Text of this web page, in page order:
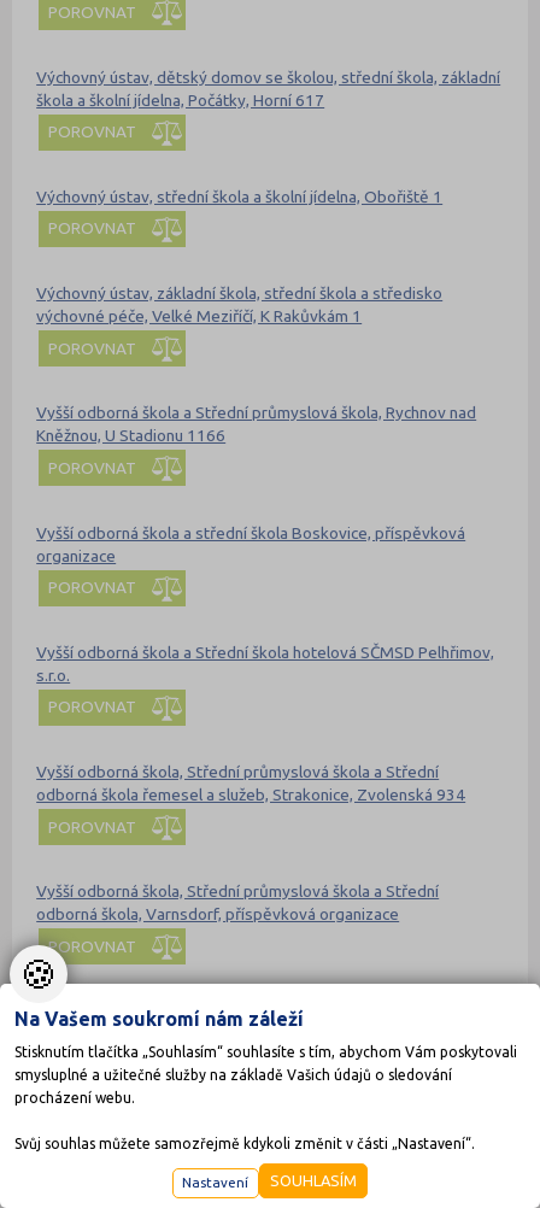
POROVNAT
Výchovný ústav, dětský domov se školou, střední škola, základní
škola a školní jídelna, Počátky, Horní 617
POROVNAT
Výchovný ústav, střední škola a školní jídelna, Obořiště 1
POROVNAT
Výchovný ústav, základní škola, střední škola a středisko
výchovné péče, Velké Meziříčí, K Rakůvkám 1
POROVNAT
Vyšší odborná škola a Střední průmyslová škola, Rychnov nad
Kněžnou, U Stadionu 1166
POROVNAT
Vyšší odborná škola a střední škola Boskovice, příspěvková
organizace
POROVNAT
Vyšší odborná škola a Střední škola hotelová SČMSD Pelhřimov,
s.r.o.
POROVNAT
Vyšší odborná škola, Střední průmyslová škola a Střední
odborná škola řemesel a služeb, Strakonice, Zvolenská 934
POROVNAT
Vyšší odborná škola, Střední průmyslová škola a Střední
odborná škola, Varnsdorf, příspěvková organizace
POROVNAT
Vyšší odborná škola, Střední škola, Základní škola a Mateřská
škola, Hradec Králové, Štefánikova 549
POROVNAT
stredniskoly.com doporučují pro přípravuNahoru
🍪
Na Vašem soukromí nám záleží
Stisknutím tlačítka „Souhlasím“ souhlasíte s tím, abychom Vám poskytovali
smysluplné a užitečné služby na základě Vašich údajů o sledování
procházení webu.
Svůj souhlas můžete samozřejmě kdykoli změnit v části „Nastavení“.
Nastavení SOUHLASÍM